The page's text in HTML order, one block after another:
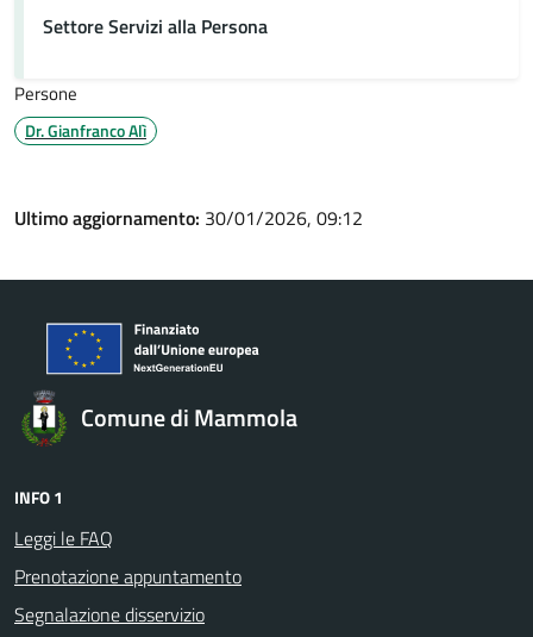
Settore Servizi alla Persona
Persone
Dr. Gianfranco Alì
Ultimo aggiornamento: 30/01/2026, 09:12
Comune di Mammola
INFO 1
Leggi le FAQ
Prenotazione appuntamento
Segnalazione disservizio